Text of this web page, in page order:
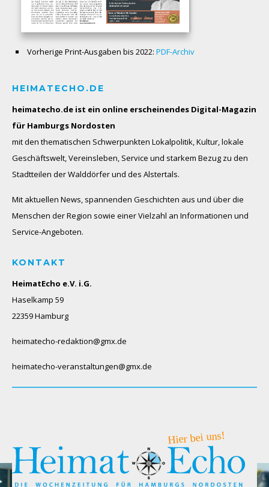
Vorherige Print-Ausgaben bis 2022: PDF-Archiv
HEIMATECHO.DE
heimatecho.de ist ein online erscheinendes Digital-Magazin
für Hamburgs Nordosten
mit den thematischen Schwerpunkten Lokalpolitik, Kultur, lokale
Geschäftswelt, Vereinsleben, Service und starkem Bezug zu den
Stadtteilen der Walddörfer und des Alstertals.
Mit aktuellen News, spannenden Geschichten aus und über die
Menschen der Region sowie einer Vielzahl an Informationen und
Service-Angeboten.
KONTAKT
HeimatEcho e.V. i.G.
Haselkamp 59
22359 Hamburg
heimatecho-redaktion@gmx.de
heimatecho-veranstaltungen@gmx.de